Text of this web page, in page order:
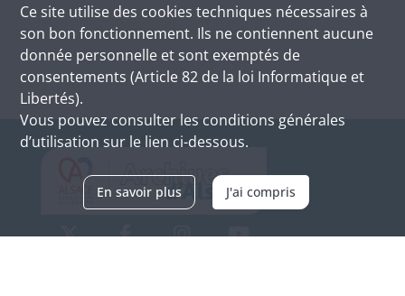
Ce site utilise des cookies techniques nécessaires à
son bon fonctionnement. Ils ne contiennent aucune
donnée personnelle et sont exemptés de
consentements (Article 82 de la loi Informatique et
Libertés).
Vous pouvez consulter les conditions générales
d’utilisation sur le lien ci-dessous.
En savoir plus J'ai compris